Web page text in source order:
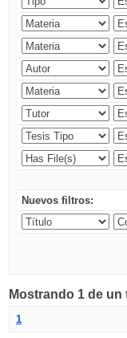
Nuevos filtros:
Mostrando 1 de
1